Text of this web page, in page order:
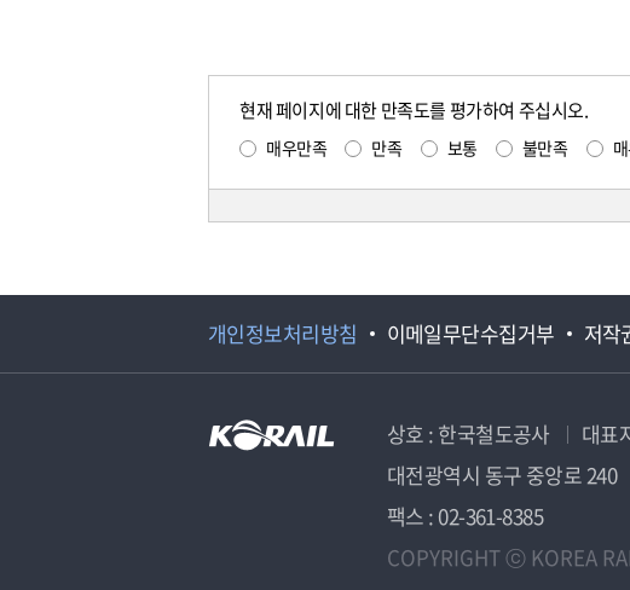
현재 페이지에 대한 만족도를 평가하여 주십시오.
매우만족 만족 보통 불만족
개인정보처리방침 이메일무단수집거부 저작
상호 : 한국철도공사 대표
대전광역시 동구 중앙로 240
팩스 : 02-361-8385
COPYRIGHT ⓒ KOREA